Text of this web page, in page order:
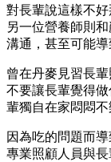
對長輩說這樣不
另一位營養師則
溝通，甚至可能導
曾在丹麥見習長
不要讓長輩覺得
輩獨自在家悶悶不
因為吃的問題而
專業照顧人員與